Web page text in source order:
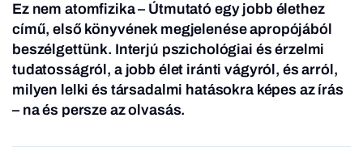
Ez nem atomfizika – Útmutató egy jobb élethez
című, első könyvének megjelenése apropójából
beszélgettünk. Interjú pszichológiai és érzelmi
tudatosságról, a jobb élet iránti vágyról, és arról,
milyen lelki és társadalmi hatásokra képes az írás
– na és persze az olvasás.